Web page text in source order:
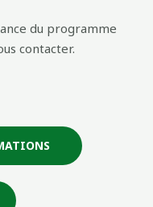
du programme
contacter.